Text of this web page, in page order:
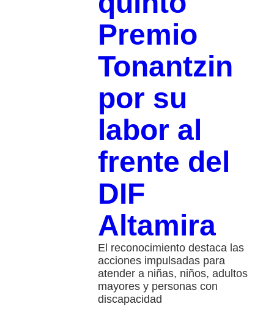
Premio
Tonantzin
por su
labor al
frente del
DIF
Altamira
El reconocimiento destaca las
acciones impulsadas para
atender a niñas, niños, adultos
mayores y personas con
discapacidad